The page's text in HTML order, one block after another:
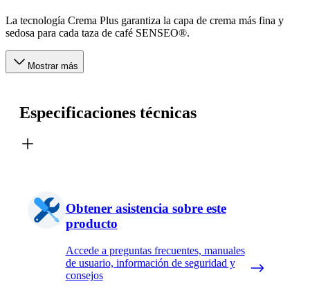
La tecnología Crema Plus garantiza la capa de crema más fina y
sedosa para cada taza de café SENSEO®.
Mostrar más
Especificaciones técnicas
Obtener asistencia sobre este
producto
Accede a preguntas frecuentes, manuales
de usuario, información de seguridad y
consejos